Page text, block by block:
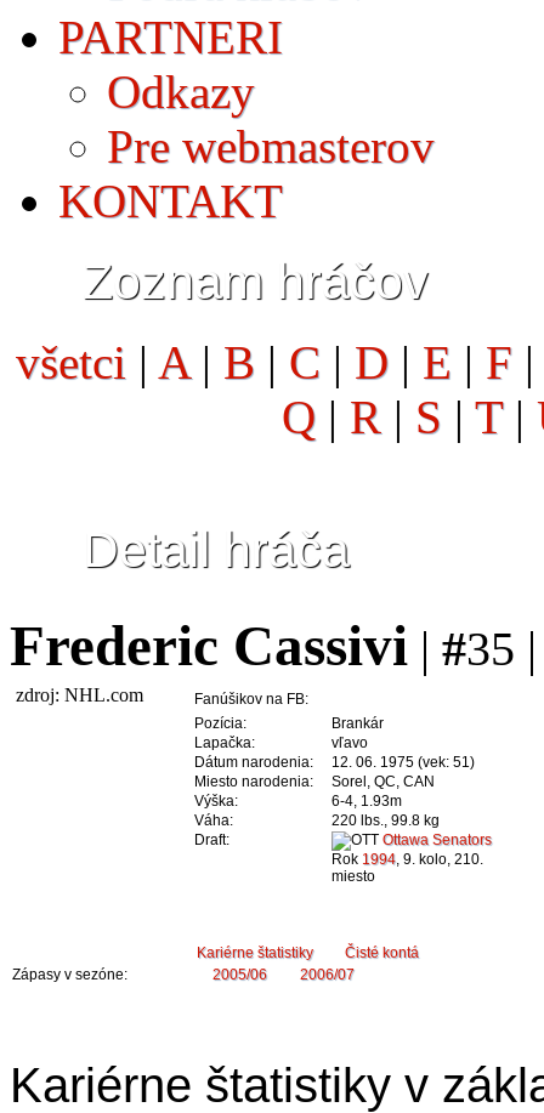
PARTNERI
Odkazy
Pre webmasterov
KONTAKT
Zoznam hráčov
všetci | A| B | C | D | E | F
Q| R| S | T|
Detail hráča
Frederic Cassivi | #35
zdroj: NHL.com
Fanúšikov na FB:
Pozícia:
Brankár
Lapačka:
vľavo
Dátum narodenia:
12. 06. 1975 (vek: 51)
Miesto narodenia:
Sorel, QC, CAN
Výška:
6-4, 1.93m
Váha:
220 lbs., 99.8 kg
Draft:
Ottawa Senators
Rok 1994, 9. kolo, 210.
miesto
Kariérne štatistiky
Čisté kontá
Zápasy v sezóne:
2005/06 2006/07
Kariérne štatistiky v